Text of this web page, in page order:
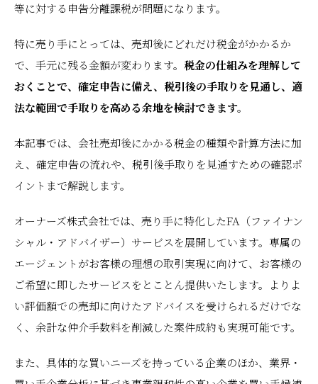
等に対する申告分離課税が問題になります。
特に売り手にとっては、売却後にどれだけ税金がかかるか
で、手元に残る金額が変わります。 税金の仕組みを理解して
おくことで、確定申告に備え、税引後の手取りを見通し、適
法な範囲で手取りを高める余地を検討できます。
本記事では、会社売却後にかかる税金の種類や計算方法に加
え、確定申告の流れや、税引後手取りを見通すための確認ポ
イントまで解説します。
オーナーズ株式会社では、売り手に特化したFA（ファイナン
シャル・アドバイザー）サービスを展開しています。専属の
エージェントがお客様の理想の取引実現に向けて、お客様の
ご希望に即したサービスをとことん提供いたします。よりよ
い評価額での売却に向けたアドバイスを受けられるだけでな
く、余計な仲介手数料を削減した案件成約も実現可能です。
また、具体的な買いニーズを持っている企業のほか、業界・